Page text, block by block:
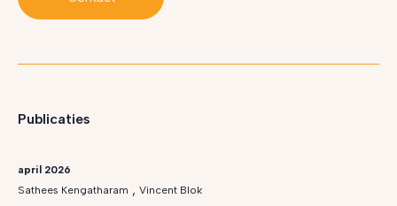
Publicaties
april 2026
Sathees Kengatharam , Vincent Blok